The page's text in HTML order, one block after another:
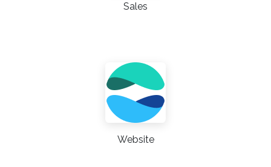
Sales
Website